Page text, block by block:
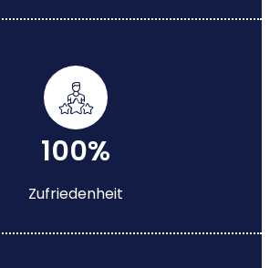
100%
Zufriedenheit